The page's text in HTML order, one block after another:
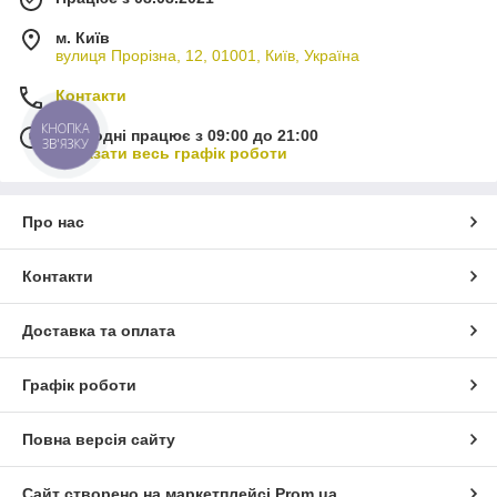
м. Київ
вулиця Прорізна, 12, 01001, Київ, Україна
Контакти
Сьогодні працює з 09:00 до 21:00
Показати весь графік роботи
Про нас
Контакти
Доставка та оплата
Графік роботи
Повна версія сайту
КНОПКА
ЗВ'ЯЗКУ